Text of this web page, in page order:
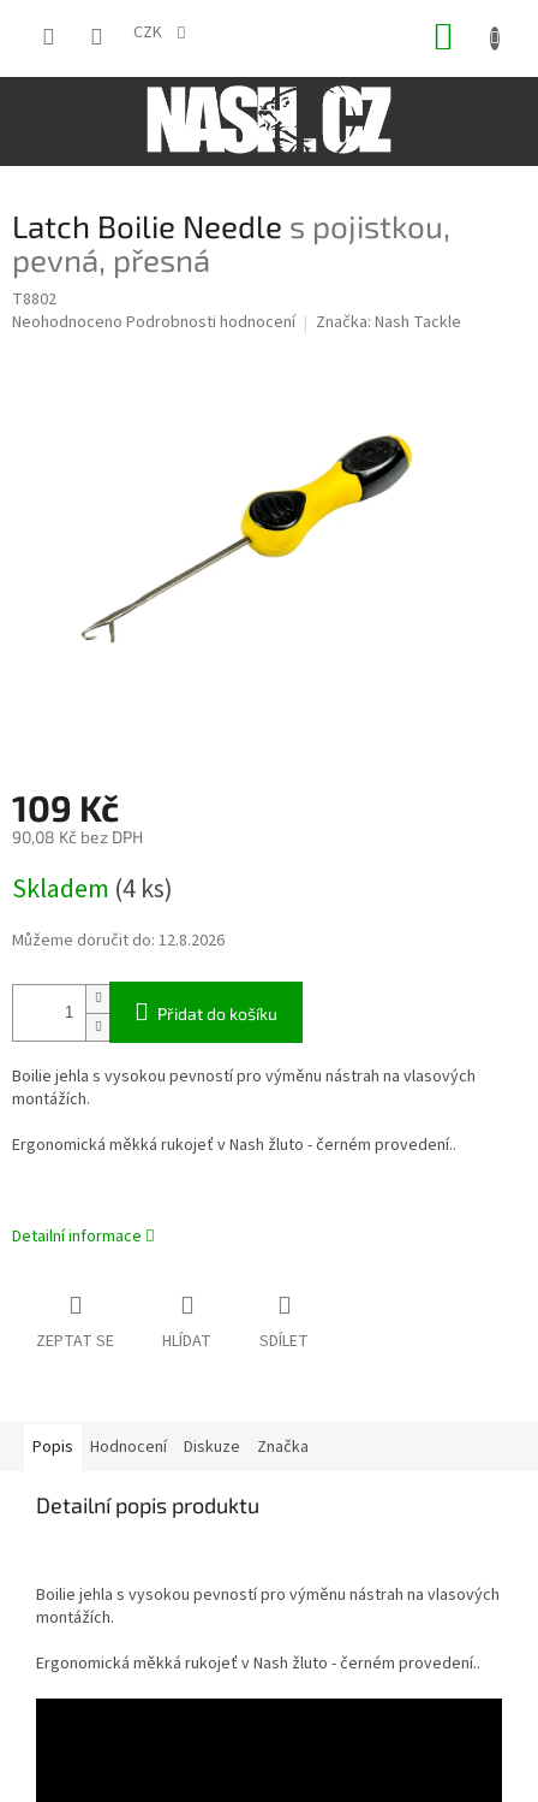
CZK
Latch Boilie Needle s pojistkou,
pevná, přesná
T8802
Průměrné
Neohodnoceno Podrobnosti hodnocení Značka: Nash Tackle
109 Kč
90,08 Kč bez DPH
cena:
Skladem (4 ks)
Můžeme doručit do: 12.8.2026
Přidat do košíku
Boilie jehla s vysokou pevností pro výměnu nástrah na vlasových
montážích.
Ergonomická měkká rukojeť v Nash žluto - černém provedení..
Detailní informace
ZEPTAT SE HLÍDAT SDÍLET
Popis Hodnocení Diskuze Značka
Detailní popis produktu
Boilie jehla s vysokou pevností pro výměnu nástrah na vlasových
montážích.
Ergonomická měkká rukojeť v Nash žluto - černém provedení..